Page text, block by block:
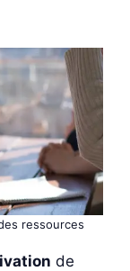
ressources
de